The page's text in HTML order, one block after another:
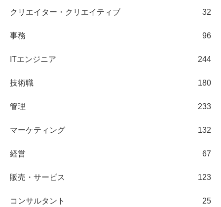
クリエイター・クリエイティブ 32
事務 96
ITエンジニア 244
技術職 180
管理 233
マーケティング 132
経営 67
販売・サービス 123
コンサルタント 25